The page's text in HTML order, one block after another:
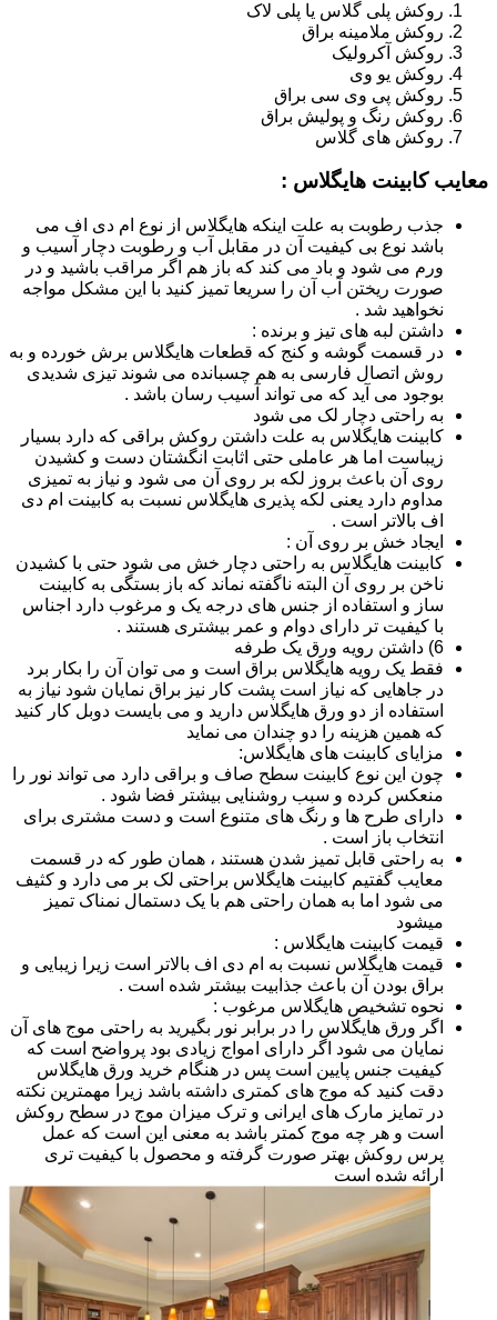
روکش پلی گلاس یا پلی لاک
روکش ملامینه براق
روکش آکرولیک
روکش یو وی
روکش پی وی سی براق
روکش رنگ و پولیش براق
روکش های گلاس
معایب کابینت هایگلاس :
جذب رطوبت به علت اینکه هایگلاس از نوع ام دی اف می
باشد نوع بی کیفیت آن در مقابل آب و رطوبت دچار آسیب و
ورم می شود و باد می کند که باز هم اگر مراقب باشید و در
صورت ریختن آب آن را سریعا تمیز کنید با این مشکل مواجه
نخواهید شد .
داشتن لبه های تیز و برنده :
در قسمت گوشه و کنج که قطعات هایگلاس برش خورده و به
روش اتصال فارسی به هم چسبانده می شوند تیزی شدیدی
بوجود می آید که می تواند آسیب رسان باشد .
به راحتی دچار لک می شود
کابینت هایگلاس به علت داشتن روکش براقی که دارد بسیار
زیباست اما هر عاملی حتی اثابت انگشتان دست و کشیدن
روی آن باعث بروز لکه بر روی آن می شود و نیاز به تمیزی
مداوم دارد یعنی لکه پذیری هایگلاس نسبت به کابینت ام دی
اف بالاتر است .
ایجاد خش بر روی آن :
کابینت هایگلاس به راحتی دچار خش می شود حتی با کشیدن
ناخن بر روی آن البته ناگفته نماند که باز بستگی به کابینت
ساز و استفاده از جنس های درجه یک و مرغوب دارد اجناس
با کیفیت تر دارای دوام و عمر بیشتری هستند .
6) داشتن رویه ورق یک طرفه
فقط یک رویه هایگلاس براق است و می توان آن را بکار برد
در جاهایی که نیاز است پشت کار نیز براق نمایان شود نیاز به
استفاده از دو ورق هایگلاس دارید و می بایست دوبل کار کنید
که همین هزینه را دو چندان می نماید
مزایای کابینت های هایگلاس:
چون این نوع کابینت سطح صاف و براقی دارد می تواند نور را
منعکس کرده و سبب روشنایی بیشتر فضا شود .
دارای طرح ها و رنگ های متنوع است و دست مشتری برای
انتخاب باز است .
به راحتی قابل تمیز شدن هستند ، همان طور که در قسمت
معایب گفتیم کابینت هایگلاس براحتی لک بر می دارد و کثیف
می شود اما به همان راحتی هم با یک دستمال نمناک تمیز
میشود
قیمت کابینت هایگلاس :
قیمت هایگلاس نسبت به ام دی اف بالاتر است زیرا زیبایی و
براق بودن آن باعث جذابیت بیشتر شده است .
نحوه تشخیص هایگلاس مرغوب :
اگر ورق هایگلاس را در برابر نور بگیرید به راحتی موج های آن
نمایان می شود اگر دارای امواج زیادی بود پرواضح است که
کیفیت جنس پایین است پس در هنگام خرید ورق هایگلاس
دقت کنید که موج های کمتری داشته باشد زیرا مهمترین نکته
در تمایز مارک های ایرانی و ترک میزان موج در سطح روکش
است و هر چه موج کمتر باشد به معنی این است که عمل
پرس روکش بهتر صورت گرفته و محصول با کیفیت تری
ارائه شده است